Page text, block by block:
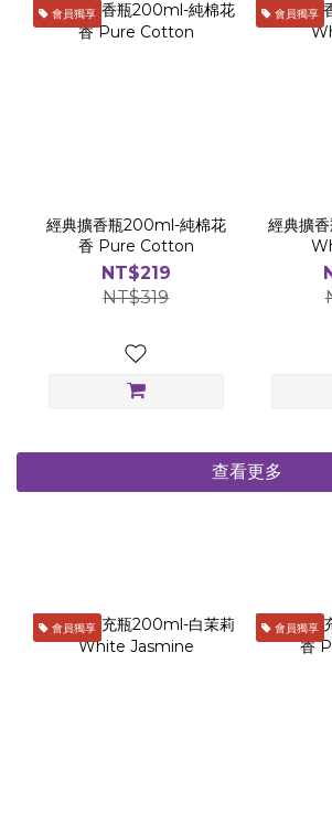
會員獨享
經典擴香瓶200ml-純棉花
香 Pure Cotton
NT$219
NT$319
會員獨享
經典擴
查看更多
會員獨享 會員獨享